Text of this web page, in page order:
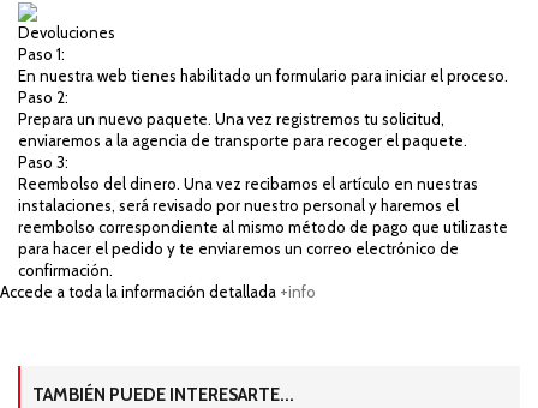
Devoluciones
Paso 1:
En nuestra web tienes habilitado un formulario para iniciar el proceso.
Paso 2:
Prepara un nuevo paquete. Una vez registremos tu solicitud,
enviaremos a la agencia de transporte para recoger el paquete.
Paso 3:
Reembolso del dinero. Una vez recibamos el artículo en nuestras
instalaciones, será revisado por nuestro personal y haremos el
reembolso correspondiente al mismo método de pago que utilizaste
para hacer el pedido y te enviaremos un correo electrónico de
confirmación.
Accede a toda la información detallada +info
TAMBIÉN PUEDE INTERESARTE...